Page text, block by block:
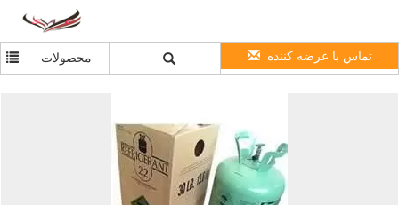
محصولات تماس با عرضه کننده